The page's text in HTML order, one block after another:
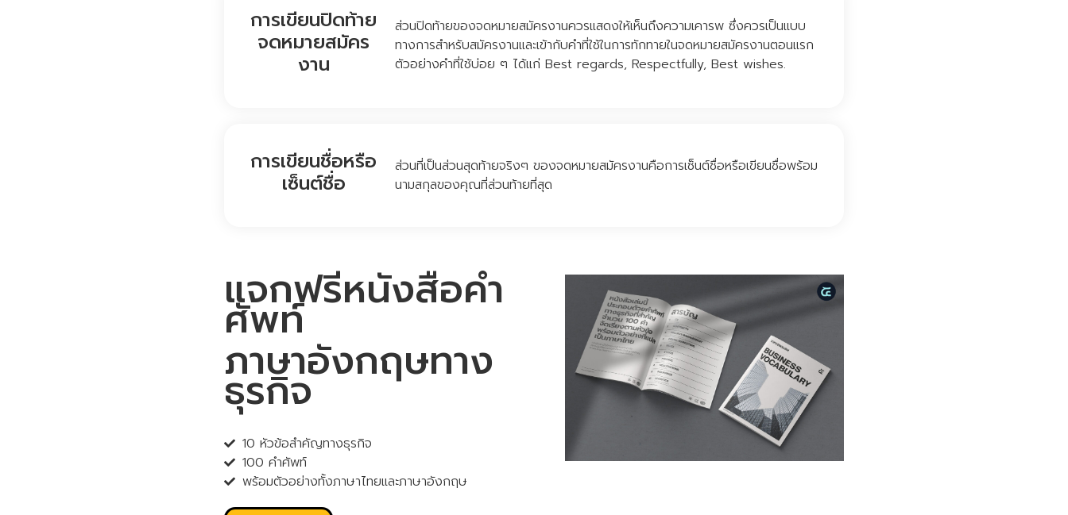
การเขียนปิดท้าย
จดหมายสมัคร
งาน
ส่วนปิดท้ายของจดหมายสมัครงานควรแสดงให้เห็นถึงความเคารพ ซึ่งควรเป็นแบบ
ทางการสำหรับสมัครงานและเข้ากับคำที่ใช้ในการทักทายในจดหมายสมัครงานตอนแรก
ตัวอย่างคำที่ใช้บ่อย ๆ ได้แก่ Best regards, Respectfully, Best wishes.
การเขียนชื่อหรือ
เซ็นต์ชื่อ
ส่วนที่เป็นส่วนสุดท้ายจริงๆ ของจดหมายสมัครงานคือการเซ็นต์ชื่อหรือเขียนชื่อพร้อม
นามสกุลของคุณที่ส่วนท้ายที่สุด
แจกฟรีหนังสือคำ
ศัพท์
ภาษาอังกฤษทาง
ธุรกิจ
10 หัวข้อสำคัญทางธุรกิจ
100 คำศัพท์
พร้อมตัวอย่างทั้งภาษาไทยและภาษาอังกฤษ